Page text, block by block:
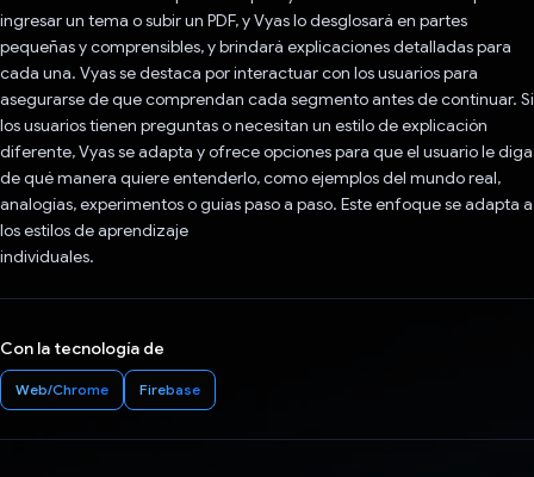
ingresar un tema o subir un PDF, y Vyas lo desglosará en partes
pequeñas y comprensibles, y brindará explicaciones detalladas para
cada una. Vyas se destaca por interactuar con los usuarios para
asegurarse de que comprendan cada segmento antes de continuar. Si
los usuarios tienen preguntas o necesitan un estilo de explicación
diferente, Vyas se adapta y ofrece opciones para que el usuario le diga
de qué manera quiere entenderlo, como ejemplos del mundo real,
analogías, experimentos o guías paso a paso. Este enfoque se adapta a
los estilos de aprendizaje
individuales.
Con la tecnología de
Web/Chrome Firebase